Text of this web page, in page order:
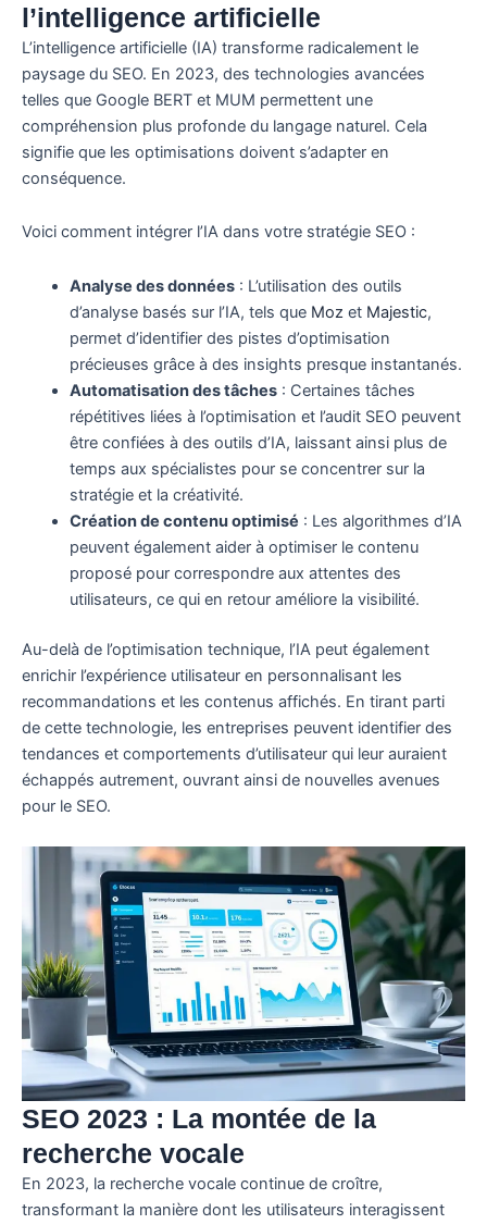
l’intelligence artificielle
L’intelligence artificielle (IA) transforme radicalement le
paysage du SEO. En 2023, des technologies avancées
telles que Google BERT et MUM permettent une
compréhension plus profonde du langage naturel. Cela
signifie que les optimisations doivent s’adapter en
conséquence.
Voici comment intégrer l’IA dans votre stratégie SEO :
Analyse des données: L’utilisation des outils
d’analyse basés sur l’IA, tels que Mozet Majestic,
permet d’identifier des pistes d’optimisation
précieuses grâce à des insights presque instantanés.
Automatisation des tâches: Certaines tâches
répétitives liées à l’optimisation et l’audit SEO peuvent
être confiées à des outils d’IA, laissant ainsi plus de
temps aux spécialistes pour se concentrer sur la
stratégie et la créativité.
Création de contenu optimisé : Les algorithmes d’IA
peuvent également aider à optimiser le contenu
proposé pour correspondre aux attentes des
utilisateurs, ce qui en retour améliore la visibilité.
Au-delà de l’optimisation technique, l’IA peut également
enrichir l’expérience utilisateur en personnalisant les
recommandations et les contenus affichés. En tirant parti
de cette technologie, les entreprises peuvent identifier des
tendances et comportements d’utilisateur qui leur auraient
échappés autrement, ouvrant ainsi de nouvelles avenues
pour le SEO.
SEO 2023 : La montée de la
recherche vocale
En 2023, la recherche vocale continue de croître,
transformant la manière dont les utilisateurs interagissent